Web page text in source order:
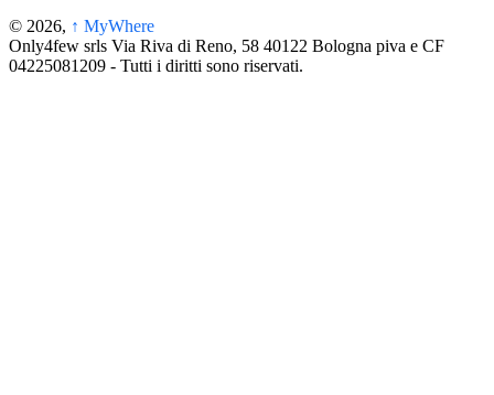
© 2026, ↑ MyWhere
Only4few srls Via Riva di Reno, 58 40122 Bologna piva e CF
04225081209 - Tutti i diritti sono riservati.